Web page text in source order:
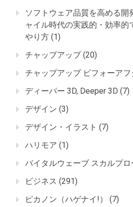
ソフトウェア品質を高める開
ャイル時代の実践的・効率的
やり方 (1)
チャップアップ(20)
チャップアップ ビフォーアフ
ディーパー 3D, Deeper 3D (7)
デザイン (3)
デザイン・イラスト (7)
ハリモア (1)
バイタルウェーブ スカルプロ
ビジネス (291)
ピカノン（ハゲナイ!）
(7)